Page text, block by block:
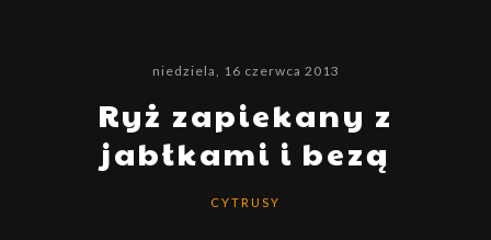
niedziela, 16 czerwca 2013
Ryż zapiekany z
jabłkami i bezą
CYTRUSY